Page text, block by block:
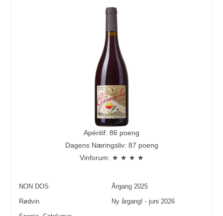
Apéritif: 86 poeng
Dagens Næringsliv: 87 poeng
Vinforum: ★ ★ ★ ★
NON DOS Årgang 2025
Rødvin
Ny årgang! - juni 2026